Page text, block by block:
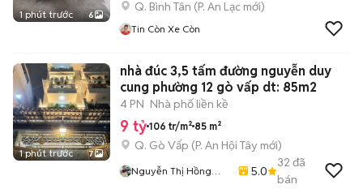
1 phút trước 6
Q. Bình Tân (P. An Lạc mới)
Tin Còn Xe Còn
1 phút trước 7
nhà đúc 3,5 tấm đường nguyễn duy
cung phường 12 gò vấp dt: 85m2
4 PN Nhà phố liền kề
9 tỷ 106 tr/m² 85 m²
Q. Gò Vấp (P. An Hội Tây mới)
Nguyễn Thị Hồng
5.0
32 đã
bán